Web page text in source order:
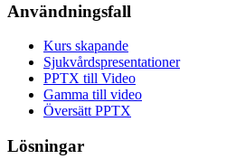
Användningsfall
Kurs skapande
Sjukvårdspresentationer
PPTX till Video
Gamma till video
Översätt PPTX
Lösningar